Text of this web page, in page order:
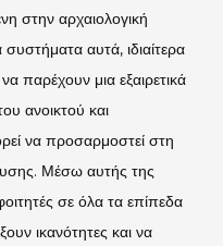
στην αρχαιολογική
συστήματα αυτά, ιδιαίτερα
παρέχουν μια εξαιρετικά
ανοικτού και
να προσαρμοστεί στη
Μέσω αυτής της
σε όλα τα επίπεδα
ικανότητες και να